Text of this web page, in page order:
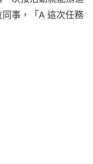
事，「A 這次任務